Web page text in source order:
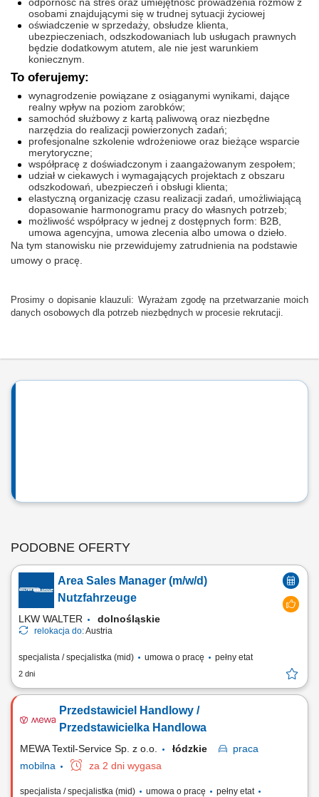
osobami znajdującymi się w trudnej sytuacji życiowej
oświadczenie w sprzedaży, obsłudze klienta,
ubezpieczeniach, odszkodowaniach lub usługach prawnych
będzie dodatkowym atutem, ale nie jest warunkiem
koniecznym.
To oferujemy:
wynagrodzenie powiązane z osiąganymi wynikami, dające
realny wpływ na poziom zarobków;
samochód służbowy z kartą paliwową oraz niezbędne
narzędzia do realizacji powierzonych zadań;
profesjonalne szkolenie wdrożeniowe oraz bieżące wsparcie
merytoryczne;
współpracę z doświadczonym i zaangażowanym zespołem;
udział w ciekawych i wymagających projektach z obszaru
odszkodowań, ubezpieczeń i obsługi klienta;
elastyczną organizację czasu realizacji zadań, umożliwiającą
dopasowanie harmonogramu pracy do własnych potrzeb;
możliwość współpracy w jednej z dostępnych form: B2B,
umowa agencyjna, umowa zlecenia albo umowa o dzieło.
Na tym stanowisku nie przewidujemy zatrudnienia na podstawie
umowy o pracę.
Prosimy o dopisanie klauzuli: Wyrażam zgodę na przetwarzanie moich
danych osobowych dla potrzeb niezbędnych w procesie rekrutacji.
PODOBNE OFERTY
Area Sales Manager (m/w/d)
Nutzfahrzeuge
LKW WALTER dolnośląskie
relokacja do:Austria
specjalista / specjalistka (mid) umowa o pracę pełny etat
2 dni
Przedstawiciel Handlowy /
Przedstawicielka Handlowa
MEWA Textil-Service Sp. z o.o. łódzkie
praca
mobilna
za 2 dni wygasa
specjalista / specjalistka (mid) umowa o pracę pełny etat